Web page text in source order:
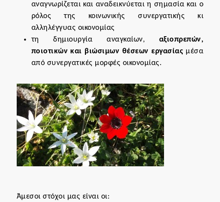
αναγνωρίζεται και αναδεικνύεται η σημασία και ο
ρόλος της κοινωνικής συνεργατικής κι
αλληλέγγυας οικονομίας
τη δημιουργία αναγκαίων, αξιοπρεπών,
ποιοτικών και βιώσιμων θέσεων εργασίας μέσα
από συνεργατικές μορφές οικονομίας.
Άμεσοι στόχοι μας είναι οι: